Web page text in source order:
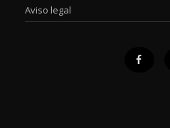
Aviso legal